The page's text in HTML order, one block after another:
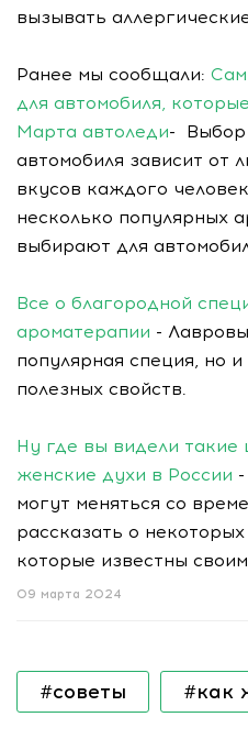
вызывать
Ранее мы сообщали:
для автомобиля,
Марта автоледи- Выбор
автомобиля зависит от
вкусов каждого
несколько популярных
выбирают для
Все о благородной
ароматерапии -
популярная специя, но
полезных свойств.
Ну где вы видели такие
женские духи в России
могут меняться со
рассказать о
которые известны
09 марта 2024
#советы #как